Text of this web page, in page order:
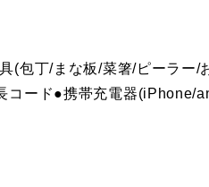
(包丁/まな板/菜箸/ピーラ
コード●携帯充電器(iPhone/